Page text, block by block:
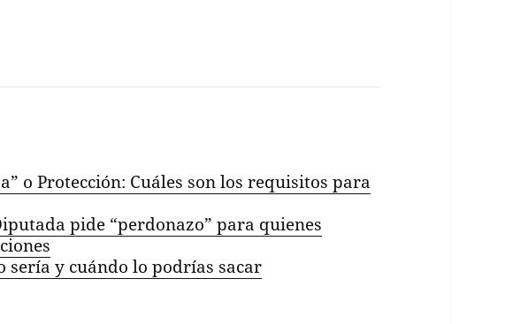
o Protección: Cuáles son los requisitos para
pide “perdonazo” para quienes
sería y cuándo lo podrías sacar